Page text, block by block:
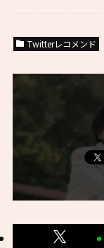
Twitterレコメンド